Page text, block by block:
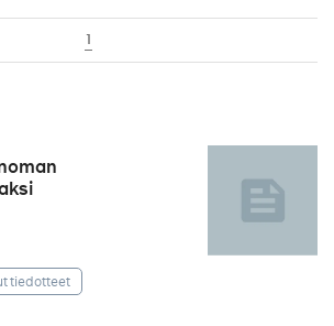
1
tiedotteet